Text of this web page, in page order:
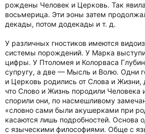
рождены Человек и Церковь. Так
восьмерица. Эти эоны затем
декады, потом додекады и т. д.
У различных гностиков имеются
системы порождений. У Марка
цифры. У Птоломея и Колорваса
супругу, а две — Мысль и Волю. Одни
и Церковь родились от Слова и Жизни,
что Слово и Жизнь породили Человека
спорили они, по насмешливому
«словно сами были акушерками при
касаются лишь подробностей. Основа
с языческими философиями. Обще с